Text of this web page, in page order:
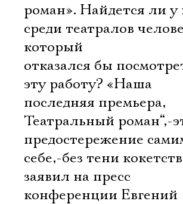
роман». Найдется ли у
среди театралов
который
отказался бы
эту работу? «Наша
последняя премьера,
Театральный роман“,-
предостережение
себе,-без тени
заявил на пресс 
конференции Евгений